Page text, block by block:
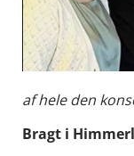
af hele den
Bragt i